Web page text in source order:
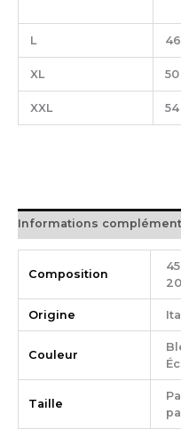
L
XL
XXL
Informations
Composition
Origine
Couleur
Taille